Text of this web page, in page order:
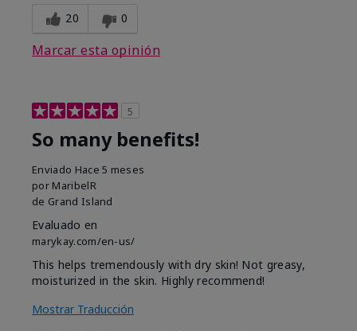
20 0
Marcar esta opinión
5
So many benefits!
Enviado Hace 5 meses
por MaribelR
de Grand Island
Evaluado en
marykay.com/en-us/
This helps tremendously with dry skin! Not greasy,
moisturized in the skin. Highly recommend!
Mostrar Traducción